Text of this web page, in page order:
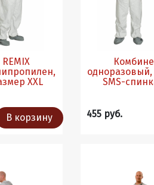
XХL
В корзину
SMS-
455 руб.